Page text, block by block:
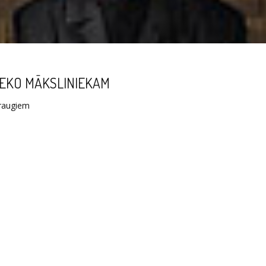
MĀKSLINIEKAM